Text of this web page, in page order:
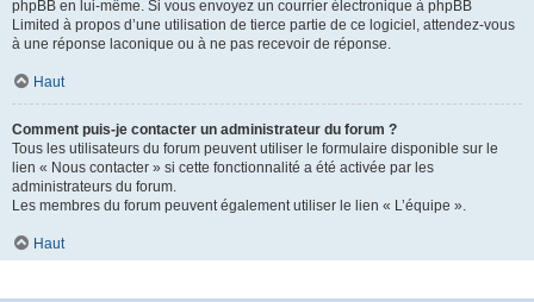
phpBB en lui-même. Si vous envoyez un courrier électronique à phpBB
Limited à propos d’une utilisation de tierce partie de ce logiciel, attendez-vous
à une réponse laconique ou à ne pas recevoir de réponse.
Haut
Comment puis-je contacter un administrateur du forum ?
Tous les utilisateurs du forum peuvent utiliser le formulaire disponible sur le
lien « Nous contacter » si cette fonctionnalité a été activée par les
administrateurs du forum.
Les membres du forum peuvent également utiliser le lien « L’équipe ».
Haut